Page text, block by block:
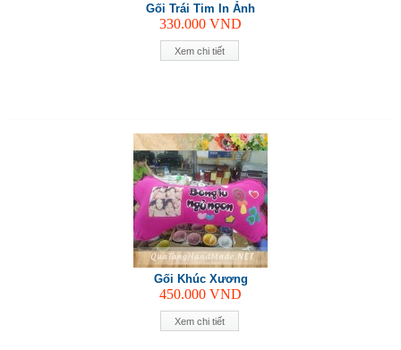
Xem chi tiết
Gối Trái Tim In Ảnh
330.000 VND
Xem chi tiết
Gối Khúc Xương
450.000 VND